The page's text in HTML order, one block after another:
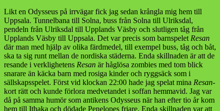
Likt en Odysseus på irrvägar fick jag sedan krångla mig hem till
Uppsala. Tunnelbana till Solna, buss från Solna till Ulriksdal,
pendeln från Ulriksdal till Upplands Väsby och slutligen tåg från
Upplands Väsby till Uppsala. Det var precis som barnspelet Resan
där man med hjälp av olika färdmedel, till exempel buss, tåg och båt,
ska ta sig runt mellan de nordiska städerna. Enda skillnaden är att de
resande i verklighetens Resan är håglösa zombies med tom blick
snarare än käcka barn med rosiga kinder och ryggsäck som i
sällskapsspelet. Först vid klockan 22:00 hade jag spelat mina Resan-
kort rätt och kunde förlora medvetandet i soffan hemmavid. Jag var
då på samma humör som antikens Odysseus när han efter tio år kom
hem till Ithaka och dödade Penelopes friare. Enda skillnaden var att